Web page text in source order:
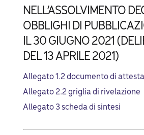
NELL’ASSOLVIMENTO
OBBLIGHI DI
IL 30 GIUGNO 2021
DEL 13 APRILE 2021)
Allegato 1.2 documento di
Allegato 2.2 griglia di rivelazione
Allegato 3 scheda di sintesi